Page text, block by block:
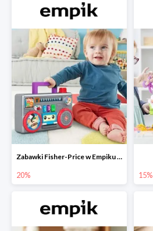
Zabawki Fisher-Price w Empiku do -20%
20% 15%